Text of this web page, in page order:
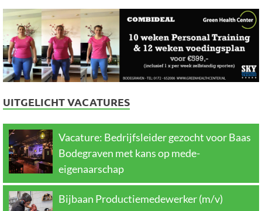
UITGELICHT VACATURES
Vacature: Bedrijfsleider gezocht voor Baas
Bodegraven met kans op mede-
eigenaarschap
Bijbaan Productiemedewerker (m/v)